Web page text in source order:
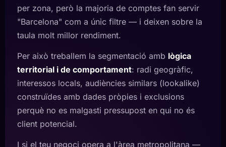
per zona, però la majoria de comptes fan servir
"Barcelona" com a únic filtre — i deixen sobre la
taula molt millor rendiment.
Per això treballem la segmentació amb lògica
territorial i de comportament: radi geogràfic,
interessos locals, audiències similars (lookalike)
construïdes amb dades pròpies i exclusions
perquè no es malgasti pressupost en qui no és
client potencial.
I si el teu negoci opera a l'àrea metropolitana —